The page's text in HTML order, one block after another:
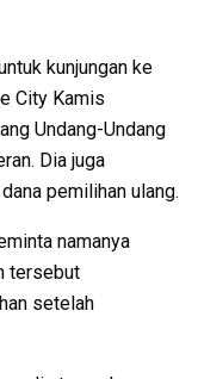
kunjungan ke
City Kamis
Undang-Undang
Dia juga
pemilihan ulang.
namanya
tersebut
setelah